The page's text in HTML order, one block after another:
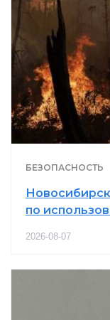
БЕЗОПАСНОСТЬ
по
2026-08-07